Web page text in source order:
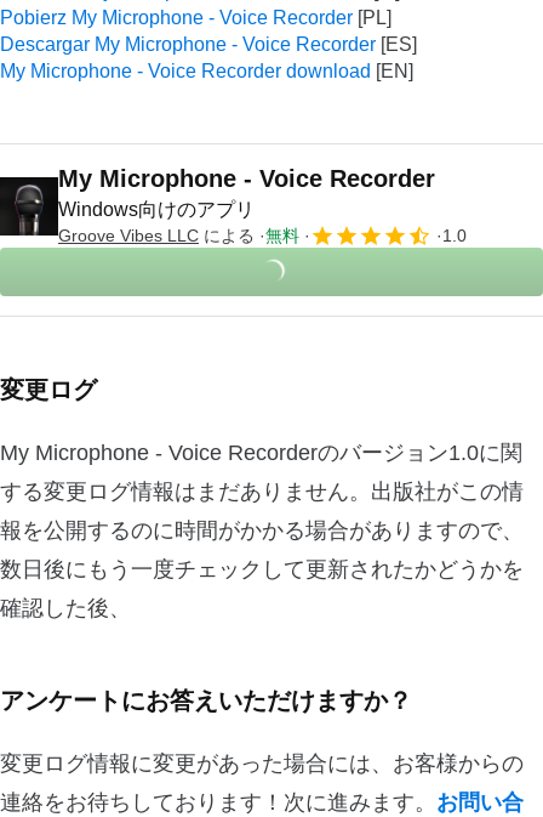
Pobierz My Microphone - Voice Recorder
Descargar My Microphone - Voice Recorder
My Microphone - Voice Recorder download
My Microphone - Voice Recorder
Windows向けのアプリ
Groove Vibes LLC による 無料 1.0
変更ログ
My Microphone - Voice Recorderのバージョン1.0に関
する変更ログ情報はまだありません。出版社がこの情
報を公開するのに時間がかかる場合がありますので、
数日後にもう一度チェックして更新されたかどうかを
確認した後、
アンケートにお答えいただけますか？
変更ログ情報に変更があった場合には、お客様からの
連絡をお待ちしております！次に進みます。 お問い合